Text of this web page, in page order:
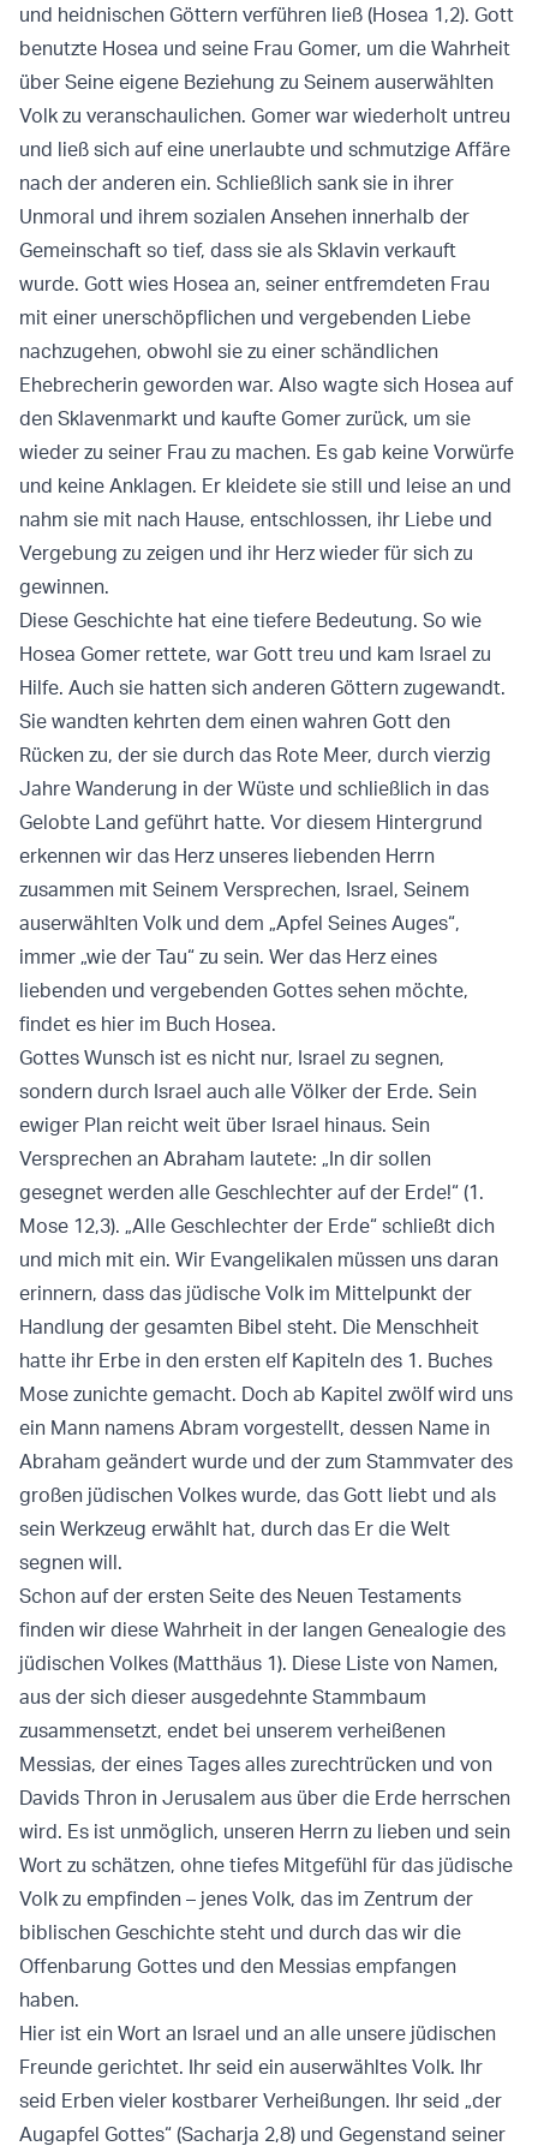
und heidnischen Göttern verführen ließ (Hosea 1,2). Gott
benutzte Hosea und seine Frau Gomer, um die Wahrheit
über Seine eigene Beziehung zu Seinem auserwählten
Volk zu veranschaulichen. Gomer war wiederholt untreu
und ließ sich auf eine unerlaubte und schmutzige Affäre
nach der anderen ein. Schließlich sank sie in ihrer
Unmoral und ihrem sozialen Ansehen innerhalb der
Gemeinschaft so tief, dass sie als Sklavin verkauft
wurde. Gott wies Hosea an, seiner entfremdeten Frau
mit einer unerschöpflichen und vergebenden Liebe
nachzugehen, obwohl sie zu einer schändlichen
Ehebrecherin geworden war. Also wagte sich Hosea auf
den Sklavenmarkt und kaufte Gomer zurück, um sie
wieder zu seiner Frau zu machen. Es gab keine Vorwürfe
und keine Anklagen. Er kleidete sie still und leise an und
nahm sie mit nach Hause, entschlossen, ihr Liebe und
Vergebung zu zeigen und ihr Herz wieder für sich zu
gewinnen.
Diese Geschichte hat eine tiefere Bedeutung. So wie
Hosea Gomer rettete, war Gott treu und kam Israel zu
Hilfe. Auch sie hatten sich anderen Göttern zugewandt.
Sie wandten kehrten dem einen wahren Gott den
Rücken zu, der sie durch das Rote Meer, durch vierzig
Jahre Wanderung in der Wüste und schließlich in das
Gelobte Land geführt hatte. Vor diesem Hintergrund
erkennen wir das Herz unseres liebenden Herrn
zusammen mit Seinem Versprechen, Israel, Seinem
auserwählten Volk und dem „Apfel Seines Auges“,
immer „wie der Tau“ zu sein. Wer das Herz eines
liebenden und vergebenden Gottes sehen möchte,
findet es hier im Buch Hosea.
Gottes Wunsch ist es nicht nur, Israel zu segnen,
sondern durch Israel auch alle Völker der Erde. Sein
ewiger Plan reicht weit über Israel hinaus. Sein
Versprechen an Abraham lautete: „In dir sollen
gesegnet werden alle Geschlechter auf der Erde!“ (1.
Mose 12,3). „Alle Geschlechter der Erde“ schließt dich
und mich mit ein. Wir Evangelikalen müssen uns daran
erinnern, dass das jüdische Volk im Mittelpunkt der
Handlung der gesamten Bibel steht. Die Menschheit
hatte ihr Erbe in den ersten elf Kapiteln des 1. Buches
Mose zunichte gemacht. Doch ab Kapitel zwölf wird uns
ein Mann namens Abram vorgestellt, dessen Name in
Abraham geändert wurde und der zum Stammvater des
großen jüdischen Volkes wurde, das Gott liebt und als
sein Werkzeug erwählt hat, durch das Er die Welt
segnen will.
Schon auf der ersten Seite des Neuen Testaments
finden wir diese Wahrheit in der langen Genealogie des
jüdischen Volkes (Matthäus 1). Diese Liste von Namen,
aus der sich dieser ausgedehnte Stammbaum
zusammensetzt, endet bei unserem verheißenen
Messias, der eines Tages alles zurechtrücken und von
Davids Thron in Jerusalem aus über die Erde herrschen
wird. Es ist unmöglich, unseren Herrn zu lieben und sein
Wort zu schätzen, ohne tiefes Mitgefühl für das jüdische
Volk zu empfinden – jenes Volk, das im Zentrum der
biblischen Geschichte steht und durch das wir die
Offenbarung Gottes und den Messias empfangen
haben.
Hier ist ein Wort an Israel und an alle unsere jüdischen
Freunde gerichtet. Ihr seid ein auserwähltes Volk. Ihr
seid Erben vieler kostbarer Verheißungen. Ihr seid „der
Augapfel Gottes“ (Sacharja 2,8) und Gegenstand seiner